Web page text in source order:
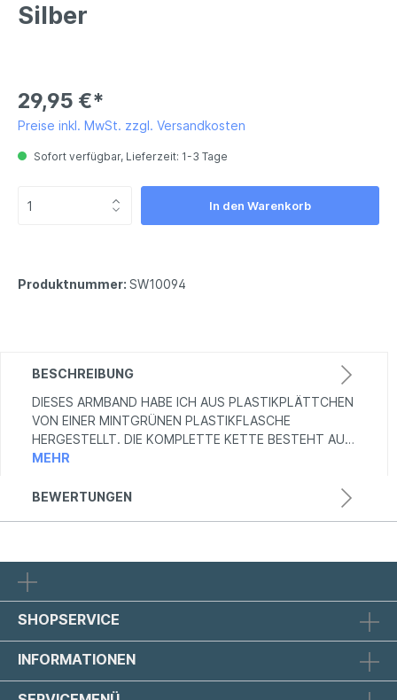
Silber
29,95 €*
Preise inkl. MwSt. zzgl. Versandkosten
Sofort verfügbar, Lieferzeit: 1-3 Tage
In den Warenkorb
Produktnummer: SW10094
BESCHREIBUNG
DIESES ARMBAND HABE ICH AUS PLASTIKPLÄTTCHEN
VON EINER MINTGRÜNEN PLASTIKFLASCHE
HERGESTELLT. DIE KOMPLETTE KETTE BESTEHT AU…
MEHR
BEWERTUNGEN
SHOPSERVICE
INFORMATIONEN